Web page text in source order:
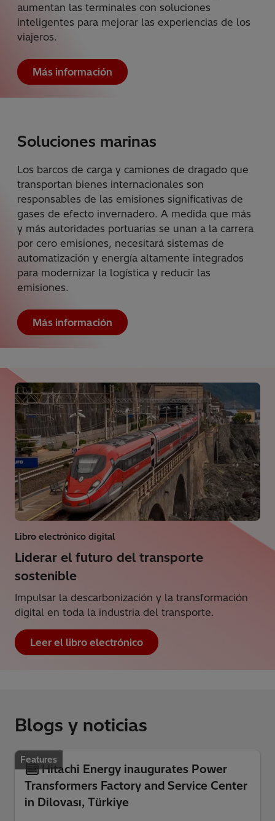
aumentan las terminales con soluciones
inteligentes para mejorar las experiencias de los
viajeros.
Más información
Soluciones marinas
Los barcos de carga y camiones de dragado que
transportan bienes internacionales son
responsables de las emisiones significativas de
gases de efecto invernadero. A medida que más
y más autoridades portuarias se unan a la carrera
por cero emisiones, necesitará sistemas de
automatización y energía altamente integrados
para modernizar la logística y reducir las
emisiones.
Más información
Libro electrónico digital
Liderar el futuro del transporte
sostenible
Impulsar la descarbonización y la transformación
digital en toda la industria del transporte.
Leer el libro electrónico
Blogs y noticias
Features
Hitachi Energy inaugurates Power
Transformers Factory and Service Center
in Dilovası, Türkiye